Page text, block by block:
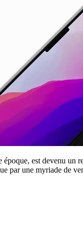
est devenu un
par une myriade de